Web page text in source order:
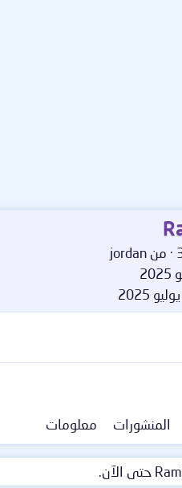
· من jordan
المنشورات معلومات